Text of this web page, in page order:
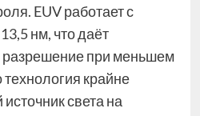
EUV работает с
нм, что даёт
разрешение при меньшем
крайне
света на